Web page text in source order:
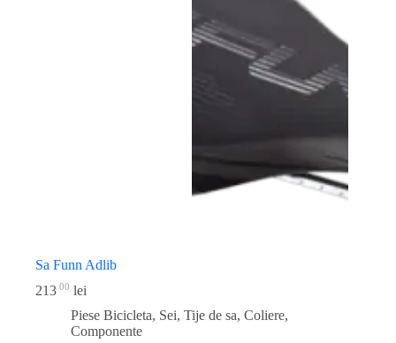
Sa Funn Adlib
213 00 lei
Piese Bicicleta, Sei, Tije de sa, Coliere,
Componente